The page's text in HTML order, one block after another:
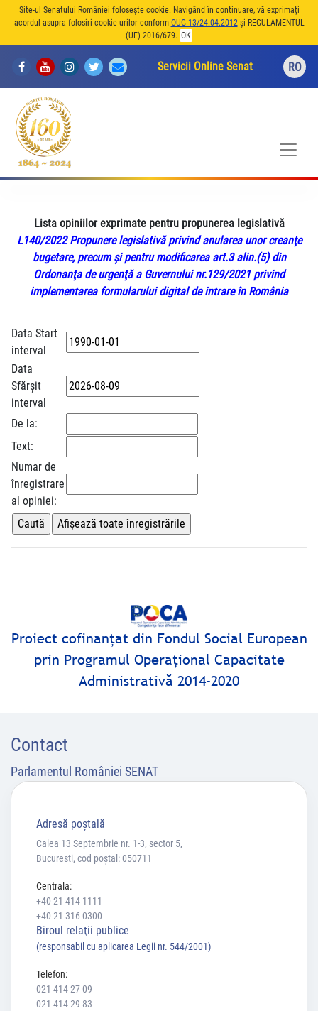
Site-ul Senatului României folosește cookie. Navigând în continuare, vă exprimați
acordul asupra folosiri cookie-urilor conform OUG 13/24.04.2012și REGULAMENTUL
(UE) 2016/679. OK
Servicii Online Senat RO
Lista opiniilor exprimate pentru propunerea legislativă
L140/2022 Propunere legislativă privind anularea unor creanţe
bugetare, precum şi pentru modificarea art.3 alin.(5) din
Ordonanţa de urgenţă a Guvernului nr.129/2021 privind
implementarea formularului digital de intrare în România
Data Start
interval
Data
Sfărșit
interval
De la:
Text:
Numar de
înregistrare
al opiniei:
Proiect cofinanţat din Fondul Social European
prin Programul Operaţional Capacitate
Administrativă 2014-2020
Contact
Parlamentul României SENAT
Adresă poştală
Calea 13 Septembrie nr. 1-3, sector 5,
Bucuresti, cod poștal: 050711
Centrala:
+40 21 414 1111
+40 21 316 0300
Biroul relaţii publice
(responsabil cu aplicarea Legii nr. 544/2001)
Telefon:
021 414 27 09
021 414 29 83